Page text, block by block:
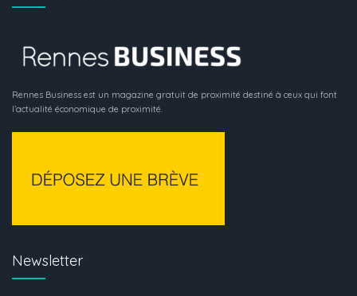
Rennes Business est un magazine gratuit de proximité destiné à ceux qui font
l’actualité économique de proximité.
Newsletter